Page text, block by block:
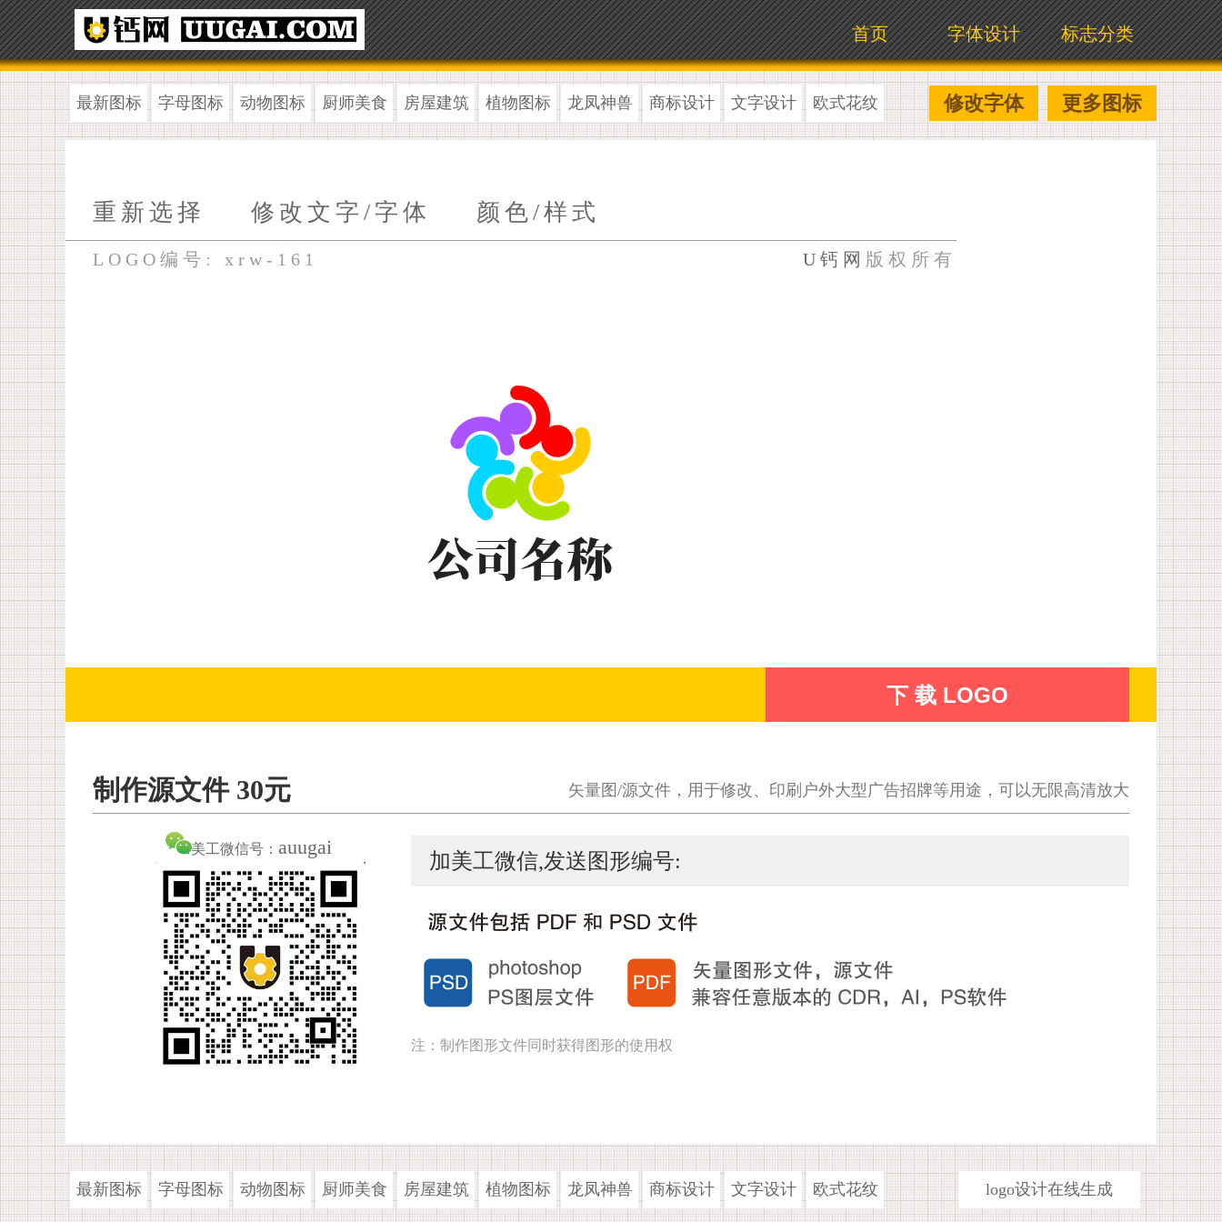
标志分类
字体设计
首页
最新图标 字母图标 动物图标 厨师美食 房屋建筑 植物图标 龙凤神兽 商标设计 文字设计 欧式花纹 更多图标
修改字体
重新选择 修改文字/字体 颜色/样式
LOGO编号: xrw-161 U钙网 版权所有
下 载 LOGO
制作源文件 30元 矢量图/源文件，用于修改、印刷户外大型广告招牌等用途，可以无限高清放大
美工微信号： auugai
加美工微信,发送图形编号:
注：制作图形文件同时获得图形的使用权
最新图标 字母图标 动物图标 厨师美食 房屋建筑 植物图标 龙凤神兽 商标设计 文字设计 欧式花纹 logo设计在线生成